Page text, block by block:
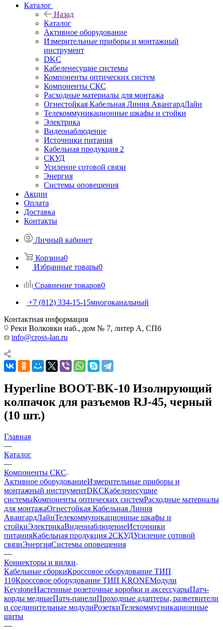
Каталог
Назад
Каталог
Активное оборудование
Измерительные приборы и монтажный
инструмент
DKC
Кабеленесущие системы
Компоненты оптических систем
Компоненты СКС
Расходные материалы для монтажа
Огнестойкая Кабельная Линия АвангардЛайн
Телекоммуникационные шкафы и стойки
Электрика
Видеонаблюдение
Источники питания
Кабельная продукция 2
СКУД
Усиление сотовой связи
Энергия
Системы оповещения
Акции
Оплата
Доставка
Контакты
Личный кабинет
Корзина0
Избранные товары0
Сравнение товаров0
+7 (812) 334-15-15многоканальный
Контактная информация
Реки Волковки наб., дом № 7, литер А, СПб
info@cross-lan.ru
Hyperline BOOT-BK-10 Изолирующий
колпачок для разъемов RJ-45, черный
(10 шт.)
Главная
—
Каталог
—
Компоненты СКС
Активное оборудованиеИзмерительные приборы и
монтажный инструментDKCКабеленесущие
системыКомпоненты оптических системРасходные материалы
для монтажаОгнестойкая Кабельная Линия
АвангардЛайнТелекоммуникационные шкафы и
стойкиЭлектрикаВидеонаблюдениеИсточники
питанияКабельная продукция 2СКУДУсиление сотовой
связиЭнергияСистемы оповещения
—
Коннекторы и вилки
Кабельные сборкиКроссовое оборудование ТИП
110Кроссовое оборудование ТИП KRONEМодули
KeystoneНастенные розеточные коробки и аксессуарыПатч-
корды медныеПатч-панелиПроходные адаптеры, разветвители
и соединительные модулиРозеткиТелекоммугникационные
щиты
—